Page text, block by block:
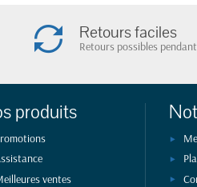
Retours faciles
Retours possibles
produits
ventes